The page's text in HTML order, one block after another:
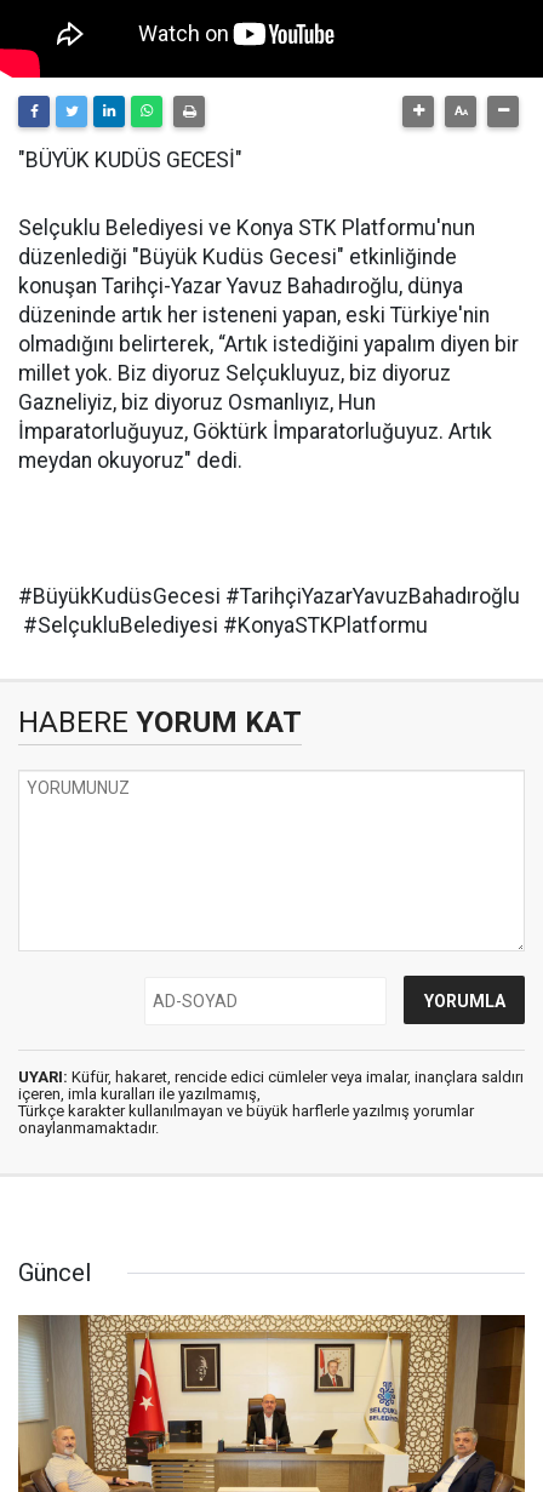
"BÜYÜK KUDÜS GECESİ"
Selçuklu Belediyesi ve Konya STK Platformu'nun
düzenlediği "Büyük Kudüs Gecesi" etkinliğinde
konuşan Tarihçi-Yazar Yavuz Bahadıroğlu, dünya
düzeninde artık her isteneni yapan, eski Türkiye'nin
olmadığını belirterek, “Artık istediğini yapalım diyen bir
millet yok. Biz diyoruz Selçukluyuz, biz diyoruz
Gazneliyiz, biz diyoruz Osmanlıyız, Hun
İmparatorluğuyuz, Göktürk İmparatorluğuyuz. Artık
meydan okuyoruz" dedi.
#BüyükKudüsGecesi #TarihçiYazarYavuzBahadıroğlu
#SelçukluBelediyesi #KonyaSTKPlatformu
HABERE YORUM KAT
UYARI: Küfür, hakaret, rencide edici cümleler veya imalar, inançlara saldırı
içeren, imla kuralları ile yazılmamış,
Türkçe karakter kullanılmayan ve büyük harflerle yazılmış yorumlar
onaylanmamaktadır.
Güncel